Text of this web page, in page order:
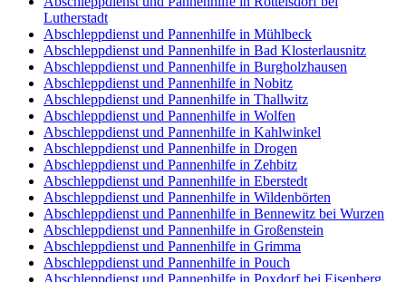
Lutherstadt
Abschleppdienst und Pannenhilfe in Mühlbeck
Abschleppdienst und Pannenhilfe in Bad Klosterlausnitz
Abschleppdienst und Pannenhilfe in Burgholzhausen
Abschleppdienst und Pannenhilfe in Nobitz
Abschleppdienst und Pannenhilfe in Thallwitz
Abschleppdienst und Pannenhilfe in Wolfen
Abschleppdienst und Pannenhilfe in Kahlwinkel
Abschleppdienst und Pannenhilfe in Drogen
Abschleppdienst und Pannenhilfe in Zehbitz
Abschleppdienst und Pannenhilfe in Eberstedt
Abschleppdienst und Pannenhilfe in Wildenbörten
Abschleppdienst und Pannenhilfe in Bennewitz bei Wurzen
Abschleppdienst und Pannenhilfe in Großenstein
Abschleppdienst und Pannenhilfe in Grimma
Abschleppdienst und Pannenhilfe in Pouch
Abschleppdienst und Pannenhilfe in Poxdorf bei Eisenberg